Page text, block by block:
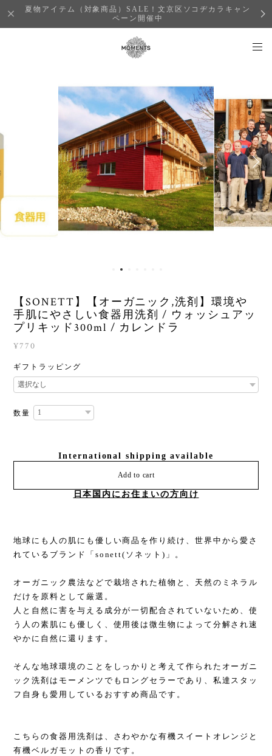
夏物アイテム（対象商品）SALE！文京区ソコヂカラキャン
ペーン開催中
【SONETT】【オーガニック,洗剤】環境や
手肌にやさしい食器用洗剤 / ウォッシュアッ
プリキッド300ml / カレンドラ
¥770
ギフトラッピング
数量
International shipping available
Add to cart
日本国内にお住まいの方向け
地球にも人の肌にも優しい商品を作り続け、世界中から愛さ
れているブランド「sonett(ソネット)」。
オーガニック農法などで栽培された植物と、天然のミネラル
だけを原料として厳選。
人と自然に害を与える成分が一切配合されていないため、使
う人の素肌にも優しく、使用後は微生物によって分解され速
やかに自然に還ります。
そんな地球環境のことをしっかりと考えて作られたオーガニ
ック洗剤はモーメンツでもロングセラーであり、私達スタッ
フ自身も愛用しているおすすめ商品です。
こちらの食器用洗剤は、さわやかな有機スイートオレンジと
有機ベルガモットの香りです。